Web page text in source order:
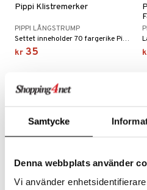
Samtycke
Denna webbplats använder
Vi använder
Pippi Klistremerker
PIPPI LÅNGSTRUMP
Settet inneholder 70 fargerike Pippi-klistremerker.
kr 35